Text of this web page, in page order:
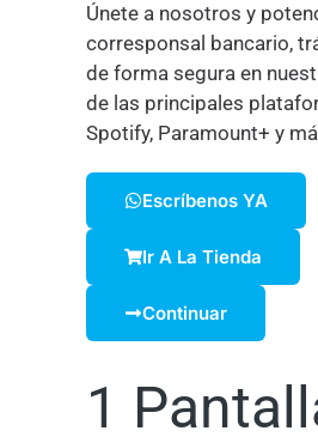
Únete a nosotros y
corresponsal bancario,
de forma segura en
de las principales
Spotify, Paramount+ y
Escríbenos YA
Ir A La Tienda
Continuar
1